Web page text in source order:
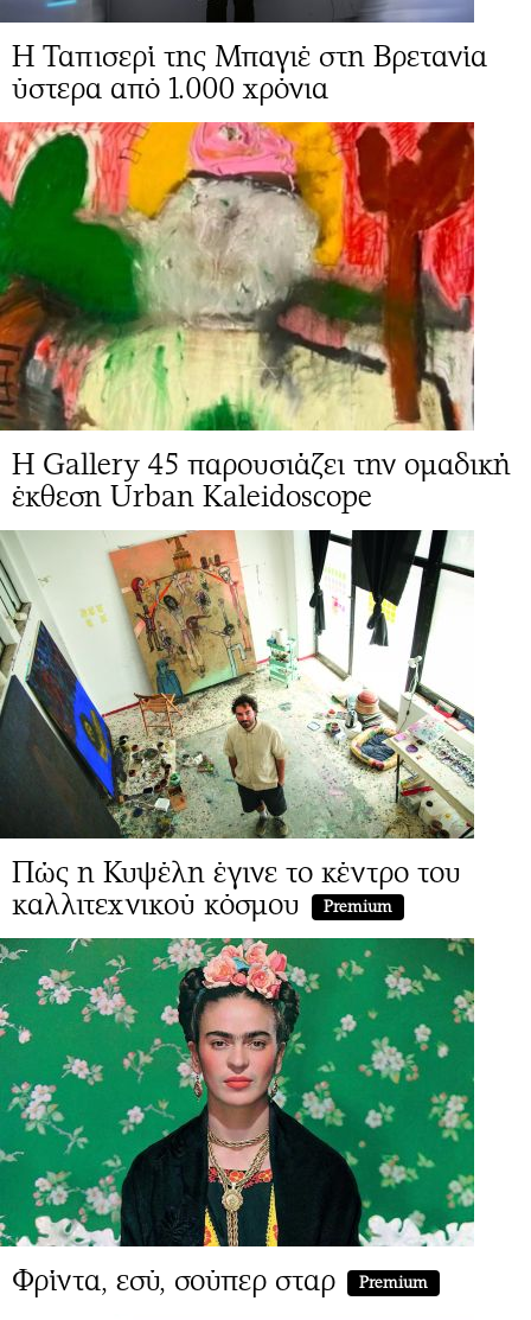
Η Ταπισερί της Μπαγιέ στη Βρετανία
ύστερα από 1.000 χρόνια
Η Gallery 45 παρουσιάζει την ομαδική
έκθεση Urban Kaleidoscope
Πώς η Κυψέλη έγινε το κέντρο του
καλλιτεχνικού κόσμου
Premium
Φρίντα, εσύ, σούπερ σταρ Premium